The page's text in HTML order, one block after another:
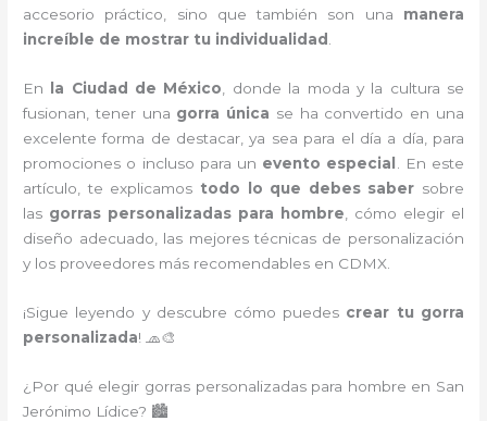
accesorio práctico, sino que también son una manera
increíble de mostrar tu individualidad .
En la Ciudad de México , donde la moda y la cultura se
fusionan, tener una gorra única se ha convertido en una
excelente forma de destacar, ya sea para el día a día, para
promociones o incluso para un evento especial
. En este
artículo, te explicamos todo lo que debes saber sobre
las gorras personalizadas para hombre , cómo elegir el
diseño adecuado, las mejores técnicas de personalización
y los proveedores más recomendables en CDMX.
¡Sigue leyendo y descubre cómo puedes crear tu gorra
personalizada! 🧢🎨
¿Por qué elegir gorras personalizadas para hombre en San
Jerónimo Lídice? 🏙️